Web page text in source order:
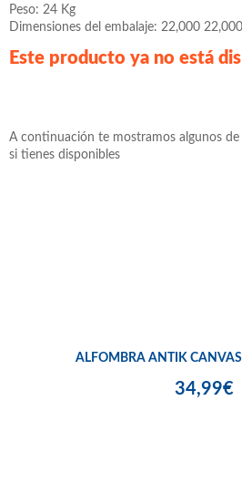
Peso: 24 Kg
Este producto ya no está
A continuación te mostramos algunos
si tienes disponibles
ALFOMBRA ANTIK
34,99€